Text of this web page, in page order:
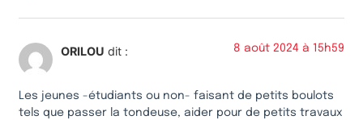
ORILOU dit : 8 août 2024 à 15h59
Les jeunes -étudiants ou non- faisant de petits boulots
tels que passer la tondeuse, aider pour de petits travaux